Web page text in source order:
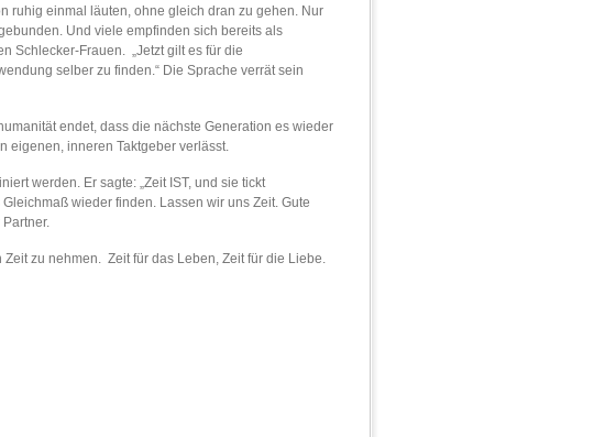
ruhig einmal läuten, ohne gleich dran zu gehen. Nur
Und viele empfinden sich bereits als
Schlecker-Frauen. „Jetzt gilt es für die
selber zu finden.“ Die Sprache verrät sein
endet, dass die nächste Generation es wieder
eigenen, inneren Taktgeber verlässt.
werden. Er sagte: „Zeit IST, und sie tickt
wieder finden. Lassen wir uns Zeit. Gute
zu nehmen. Zeit für das Leben, Zeit für die Liebe.